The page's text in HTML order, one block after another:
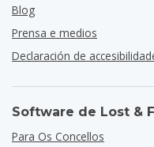
Blog
Prensa e medios
Declaración de
Software de Lost &
Para Os Concellos